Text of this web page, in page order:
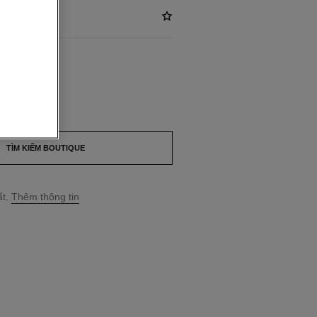
TÌM KIẾM BOUTIQUE
Thêm thông tin